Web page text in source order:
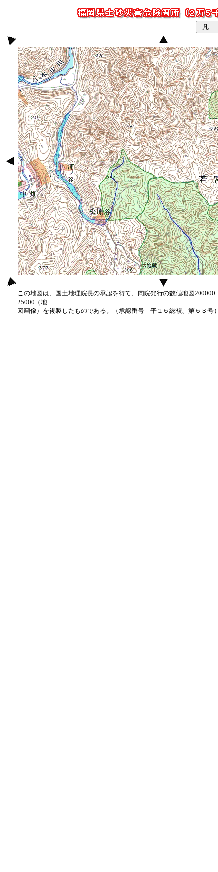
この地図は、国土地理院長の承認を得て、同院発行の数値地図
25000（地
図画像）を複製したものである。（承認番号 平１６総複、第６３号